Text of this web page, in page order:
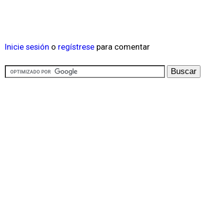
Inicie sesión o regístrese para comentar